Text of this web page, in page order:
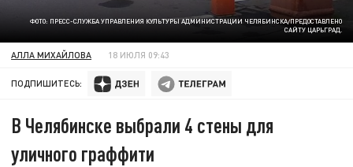
ФОТО: ПРЕСС-СЛУЖБА УПРАВЛЕНИЯ КУЛЬТУРЫ АДМИНИСТРАЦИИ ЧЕЛЯБИНСКА/ПРЕДОСТАВЛЕНО
САЙТУ ЦАРЬГРАД.
АЛЛА МИХАЙЛОВА 18 ИЮЛЯ 09:43
ПОДПИШИТЕСЬ:
В Челябинске выбрали 4 стены для
уличного граффити